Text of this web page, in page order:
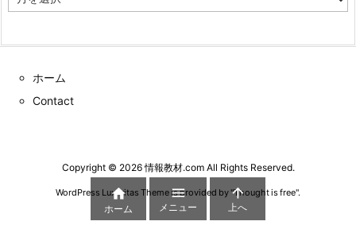
ー
ホーム
Contact
Copyright © 2026 情報教材.comAll Rights Reserved.
WordPress Luxeritas Theme is provided by "Thought is free".

ホーム

メニュー

上へ